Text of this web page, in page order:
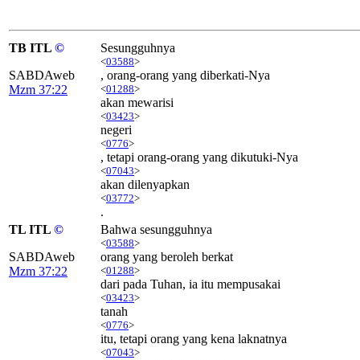
TB ITL ©
SABDAweb
Mzm 37:22
Sesungguhnya
<03588>
, orang-orang yang diberkati-Nya
<01288>
akan mewarisi
<03423>
negeri
<0776>
, tetapi orang-orang yang dikutuki-Nya
<07043>
akan dilenyapkan
<03772>
.
TL ITL ©
SABDAweb
Mzm 37:22
Bahwa sesungguhnya
<03588>
orang yang beroleh berkat
<01288>
dari pada Tuhan, ia itu mempusakai
<03423>
tanah
<0776>
itu, tetapi orang yang kena laknatnya
<07043>